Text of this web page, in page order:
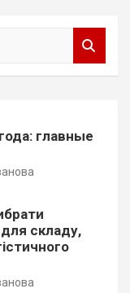
главные
складу,